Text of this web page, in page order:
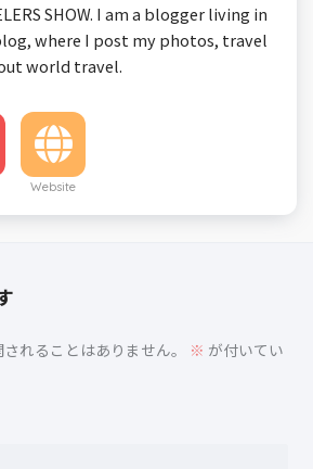
SHOW. I am a blogger living in
where I post my photos, travel
world travel.
Website
れることはありません。 ※ が付いてい